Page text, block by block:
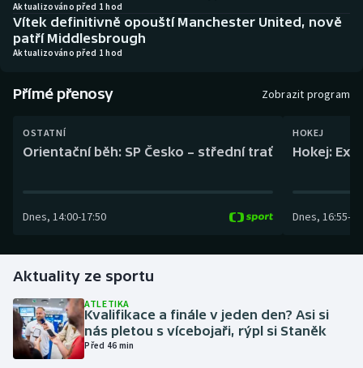
Biatlon
Curling
Florbal
Golf
Gymnastika
Aplikace ČT sport
Aktualizováno před 1 hod
Vítek definitivně opouští Manchester United, nově
patří Middlesbrough
Aktualizováno před 1 hod
Přímé přenosy Zobrazit program
OSTATNÍ
Orientační běh: SP Česko – střední trať
Dnes, 14:00-17:50
HOKEJ
Hokej:
Dnes, 16:55-
Aktuality ze sportu
ATLETIKA
Kvalifikace a finále v jeden den? Asi si
nás pletou s vícebojaři, rýpl si Staněk
Před 46 min